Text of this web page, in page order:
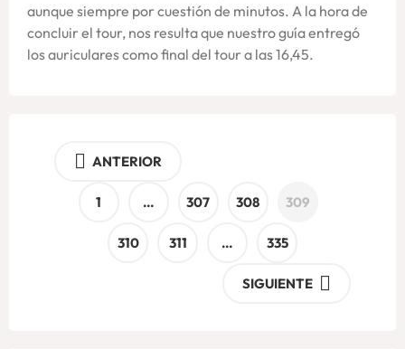
aunque siempre por cuestión de minutos. A la hora de
concluir el tour, nos resulta que nuestro guía entregó
los auriculares como final del tour a las 16,45.
ANTERIOR
1 … 307 308 309
310 311 … 335
SIGUIENTE